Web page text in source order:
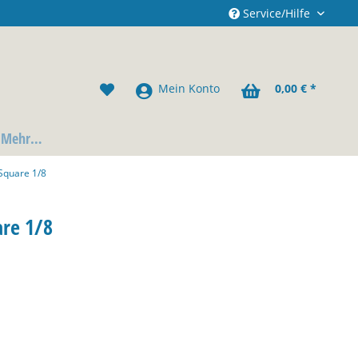
Service/Hilfe
Mein Konto 0,00 € *
Mehr…
1/8
1/8